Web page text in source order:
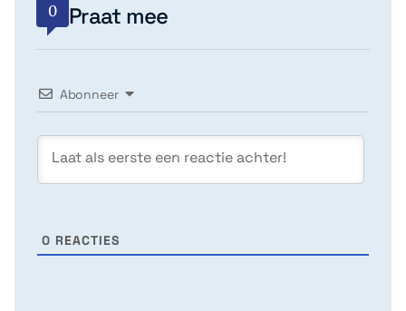
0 Praat mee
Abonneer
0 REACTIES